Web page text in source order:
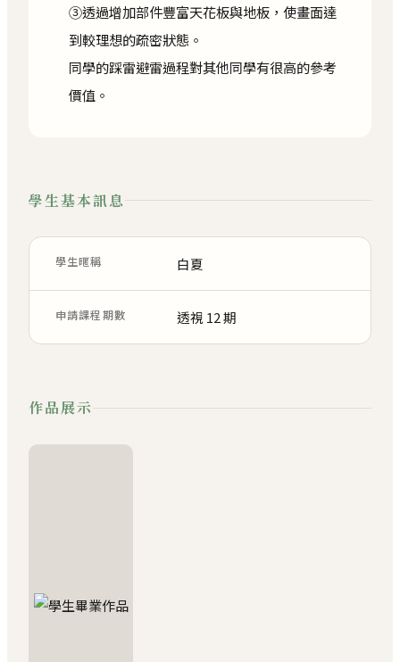
③透過增加部件豐富天花板與地板，使畫面達
到較理想的疏密狀態。
同學的踩雷避雷過程對其他同學有很高的參考
價值。
學生基本訊息
學生暱稱 白夏
申請課程期數 透視 12 期
作品展示